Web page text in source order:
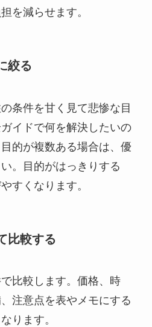
を減らせます。
絞る
条件を甘く見て悲惨な目
イドで何を解決したいの
的が複数ある場合は、優
。目的がはっきりする
すくなります。
比較する
比較します。価格、時
注意点を表やメモにする
ります。